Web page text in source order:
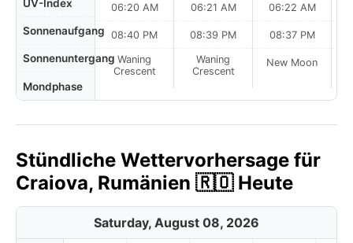
UV-Index
Sonnenaufgang
Sonnenuntergang
Mondphase
06:20 AM
08:40 PM
Waning
Crescent
06:21 AM
08:39 PM
Waning
Crescent
06:22 AM
08:37 PM
New Moon
Stündliche Wettervorhersage für
Craiova, Rumänien 🇷🇴 Heute
Saturday, August 08, 2026